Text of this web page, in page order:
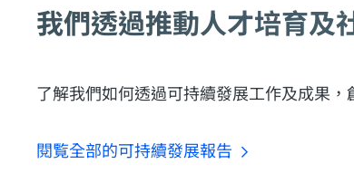
我們透過推動人才培育及
了解我們如何透過可持續發展工作及成果，
閱覧全部的可持續發展報告